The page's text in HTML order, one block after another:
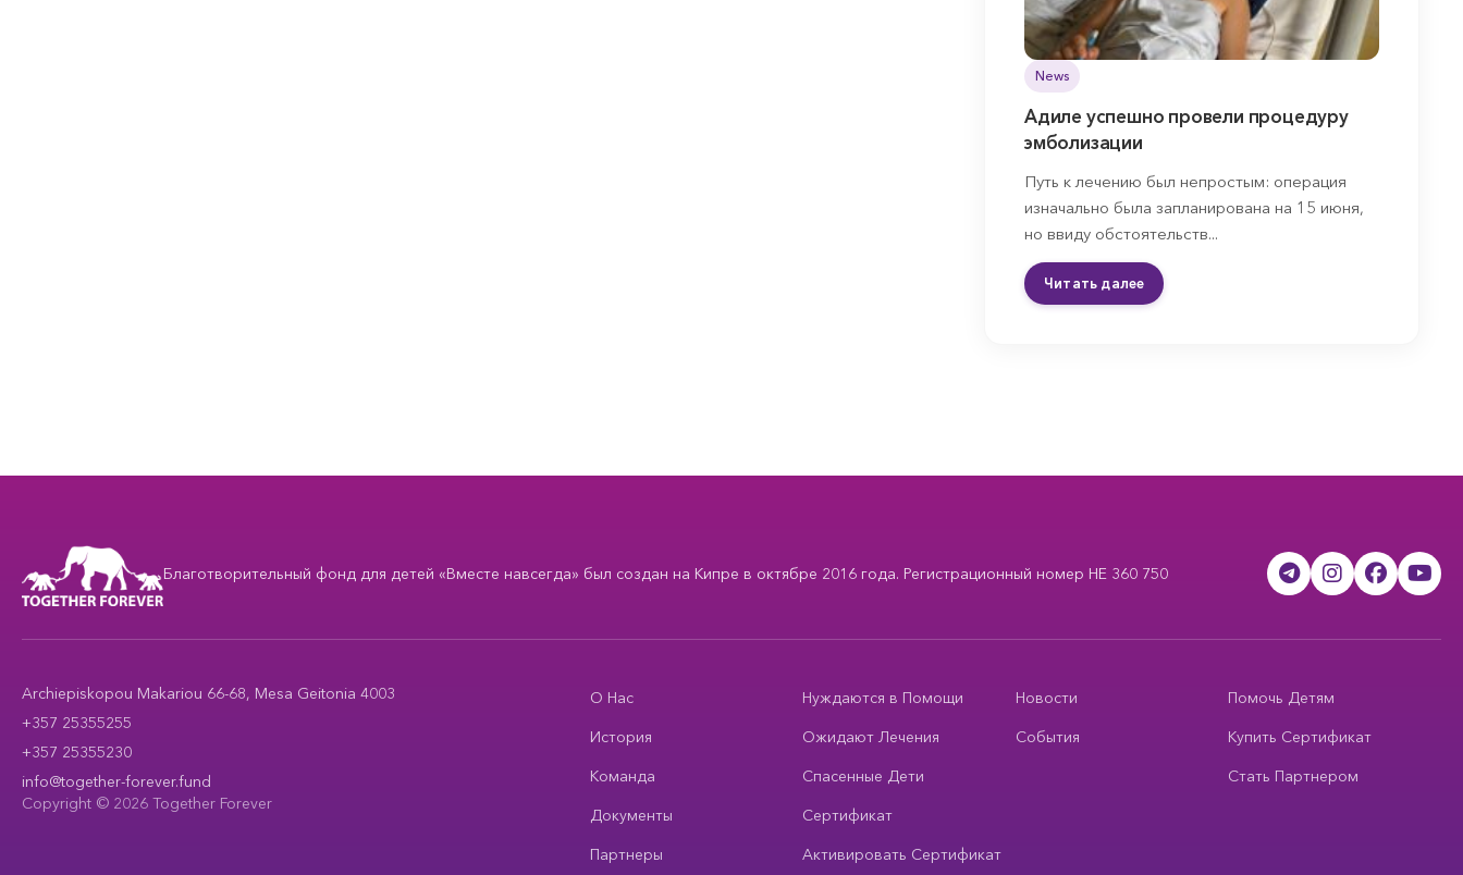
News
Адиле успешно провели процедуру
эмболизации
Путь к лечению был непростым: операция
изначально была запланирована на 15 июня,
но ввиду обстоятельств...
Читать далее
Благотворительный фонд для детей «Вместе навсегда» был создан на Кипре в октябре 2016 года. Регистрационный номер HE 360 750
Archiepiskopou Makariou 66-68, Mesa Geitonia 4003
+357 25355255
+357 25355230
info@together-forever.fund
Copyright © 2026 Together Forever
О Нас
История
Команда
Документы
Партнеры
Нуждаются в Помощи
Ожидают Лечения
Спасенные Дети
Сертификат
Активировать Сертификат
Новости
События
Помочь Детям
Купить Сертификат
Стать Партнером